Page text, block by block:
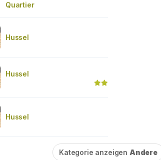
Quartier
Hussel
Hussel
Hussel
Kategorie anzeigen Andere